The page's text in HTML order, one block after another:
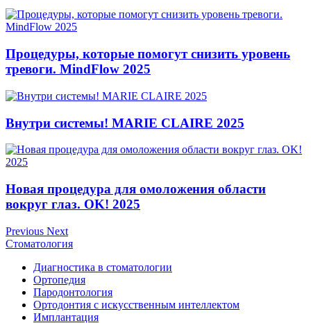
Процедуры, которые помогут снизить уровень
тревоги. MindFlow 2025
Внутри системы! MARIE CLAIRE 2025
Новая процедура для омоложения области
вокруг глаз. OK! 2025
Previous Next
Стоматология
Диагностика в стоматологии
Ортопедия
Пародонтология
Ортодонтия с искусственным интеллектом
Имплантация